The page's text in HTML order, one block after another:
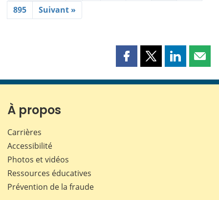
895
Suivant »
Partager
page
Partager
page
Partager
page page
À propos
Carrières
Accessibilité
Photos et vidéos
Ressources éducatives
Prévention de la fraude